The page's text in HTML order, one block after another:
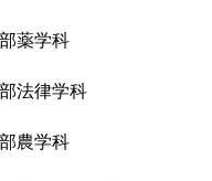
学科
律学科
学科